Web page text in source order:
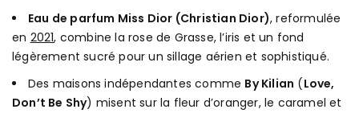
Eau de parfum Miss Dior (Christian Dior), reformulée
en 2021, combine la rose de Grasse, l’iris et un fond
légèrement sucré pour un sillage aérien et sophistiqué.
Des maisons indépendantes comme By Kilian (Love,
Don’t Be Shy) misent sur la fleur d’oranger, le caramel et